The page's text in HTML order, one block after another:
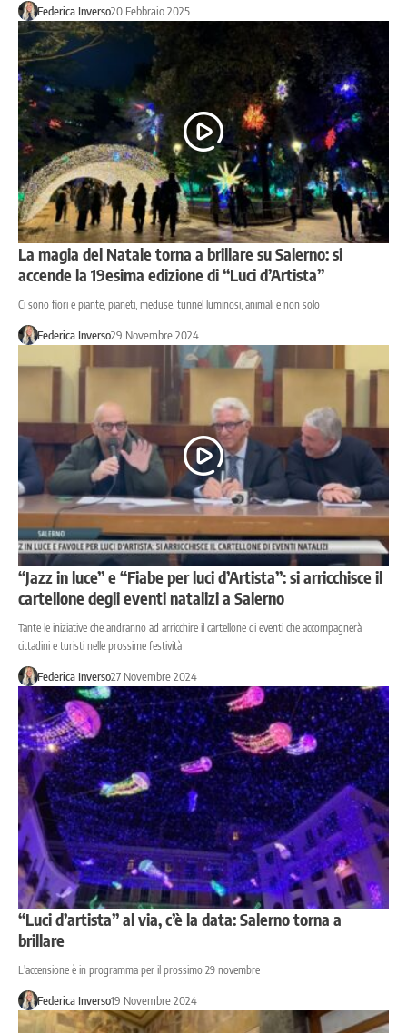
Federica Inverso20 Febbraio 2025
La magia del Natale torna a brillare su Salerno: si
accende la 19esima edizione di “Luci d’Artista”
Ci sono fiori e piante, pianeti, meduse, tunnel luminosi, animali e non solo
Federica Inverso29 Novembre 2024
“Jazz in luce” e “Fiabe per luci d’Artista”: si arricchisce il
cartellone degli eventi natalizi a Salerno
Tante le iniziative che andranno ad arricchire il cartellone di eventi che accompagnerà
cittadini e turisti nelle prossime festività
Federica Inverso27 Novembre 2024
“Luci d’artista” al via, c’è la data: Salerno torna a
brillare
L'accensione è in programma per il prossimo 29 novembre
Federica Inverso19 Novembre 2024